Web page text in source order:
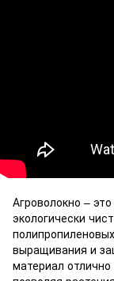
Агроволокно –
экологически
выращивания и
материал